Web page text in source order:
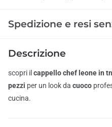
Spedizione e resi
Descrizione
scopri il cappello chef leone in
pezzi per un look da cuoco
cucina.